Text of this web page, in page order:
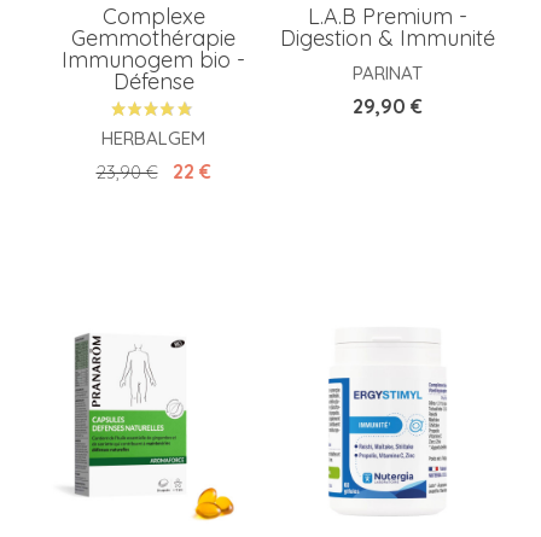
Complexe
Gemmothérapie
Immunogem bio -
Défense
HERBALGEM
Prix de base
23,90 € Prix
22 €
L.A.B Premium -
Digestion & Immunité
PARINAT
Prix
29,90 €